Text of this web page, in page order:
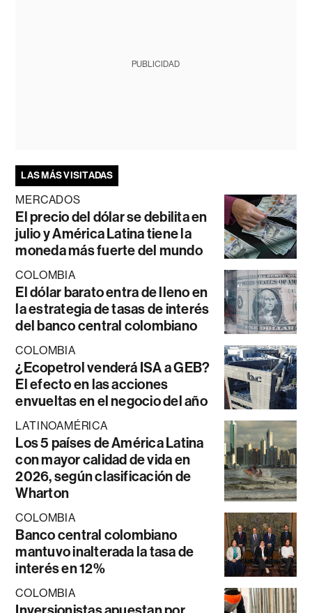
PUBLICIDAD
LAS MÁS VISITADAS
MERCADOS
El precio del dólar se debilita en
julio y América Latina tiene la
moneda más fuerte del mundo
COLOMBIA
El dólar barato entra de lleno en
la estrategia de tasas de interés
del banco central colombiano
COLOMBIA
¿Ecopetrol venderá ISA a GEB?
El efecto en las acciones
envueltas en el negocio del año
LATINOAMÉRICA
Los 5 países de América Latina
con mayor calidad de vida en
2026, según clasificación de
Wharton
COLOMBIA
Banco central colombiano
mantuvo inalterada la tasa de
interés en 12%
COLOMBIA